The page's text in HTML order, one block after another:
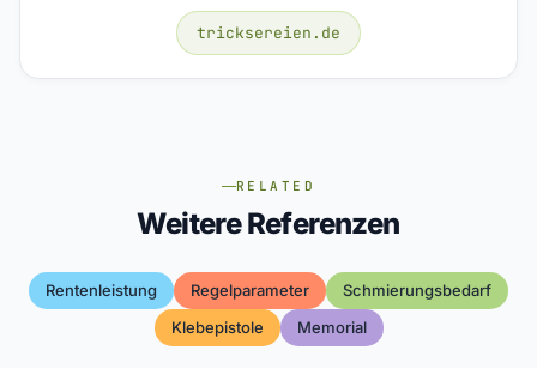
tricksereien.de
RELATED
Weitere Referenzen
Rentenleistung Regelparameter
Schmierungsbedarf
Klebepistole
Memorial